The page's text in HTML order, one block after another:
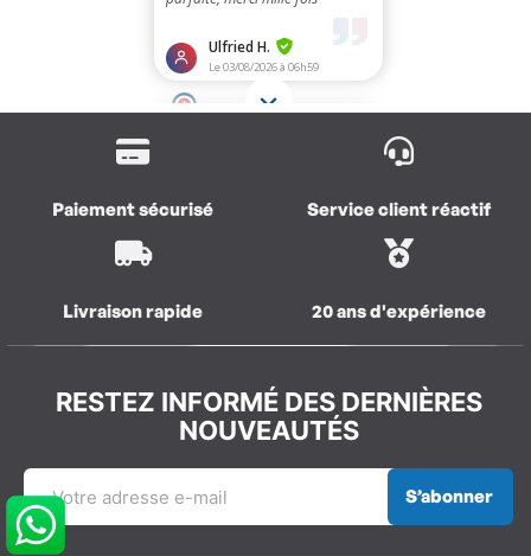
Paiement sécurisé Service client réactif
Livraison rapide 20 ans d'expérience
RESTEZ INFORMÉ DES DERNIÈRES
NOUVEAUTÉS
S’abonner